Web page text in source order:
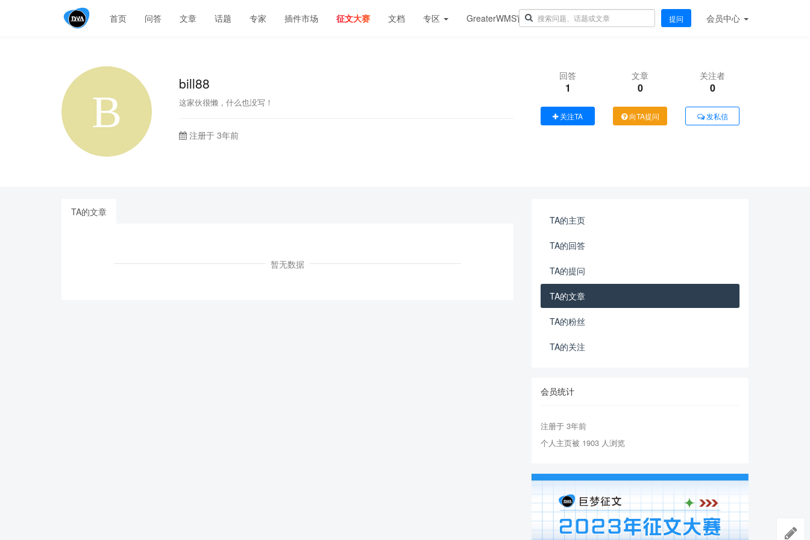
首页 问答 文章 话题 专家 插件市场 征文大赛 文档 专区 GreaterWMS官网 提问 会员中心
bill88
这家伙很懒，什么也没写！
注册于 3年前
回答
1
文章
0
关注者
0
关注TA 向TA提问 发私信
TA的文章
暂无数据
TA的主页
TA的回答
TA的提问
TA的文章
TA的粉丝
TA的关注
会员统计
注册于 3年前
个人主页被 1903 人浏览